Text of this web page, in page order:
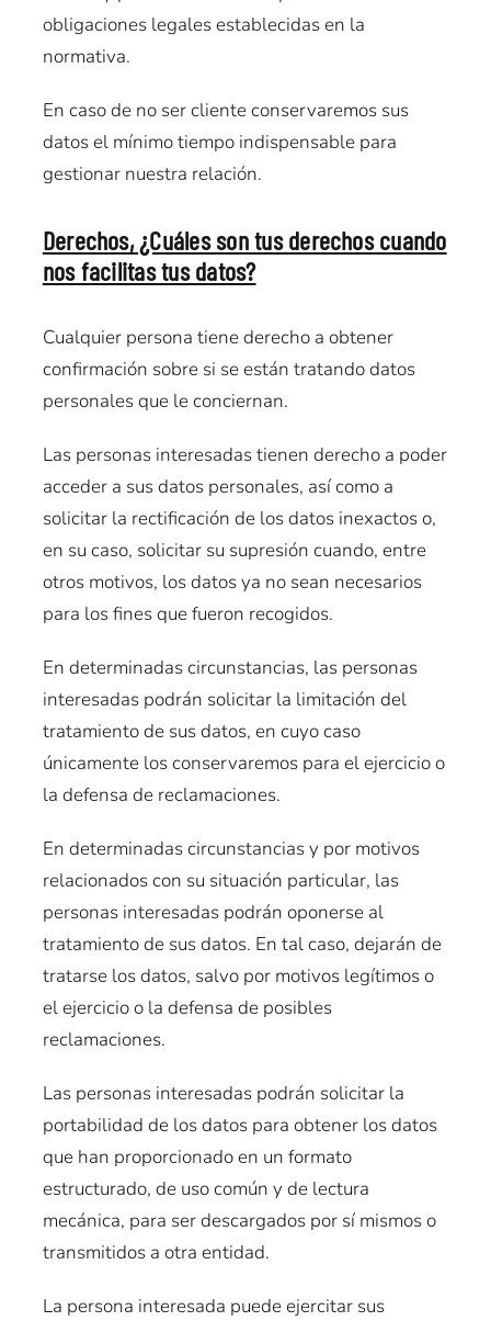
obligaciones legales establecidas en la
normativa.
En caso de no ser cliente conservaremos sus
datos el mínimo tiempo indispensable para
gestionar nuestra relación.
Derechos, ¿Cuáles son tus derechos cuando
nos facilitas tus datos?
Cualquier persona tiene derecho a obtener
confirmación sobre si se están tratando datos
personales que le conciernan.
Las personas interesadas tienen derecho a poder
acceder a sus datos personales, así como a
solicitar la rectificación de los datos inexactos o,
en su caso, solicitar su supresión cuando, entre
otros motivos, los datos ya no sean necesarios
para los fines que fueron recogidos.
En determinadas circunstancias, las personas
interesadas podrán solicitar la limitación del
tratamiento de sus datos, en cuyo caso
únicamente los conservaremos para el ejercicio o
la defensa de reclamaciones.
En determinadas circunstancias y por motivos
relacionados con su situación particular, las
personas interesadas podrán oponerse al
tratamiento de sus datos. En tal caso, dejarán de
tratarse los datos, salvo por motivos legítimos o
el ejercicio o la defensa de posibles
reclamaciones.
Las personas interesadas podrán solicitar la
portabilidad de los datos para obtener los datos
que han proporcionado en un formato
estructurado, de uso común y de lectura
mecánica, para ser descargados por sí mismos o
transmitidos a otra entidad.
La persona interesada puede ejercitar sus